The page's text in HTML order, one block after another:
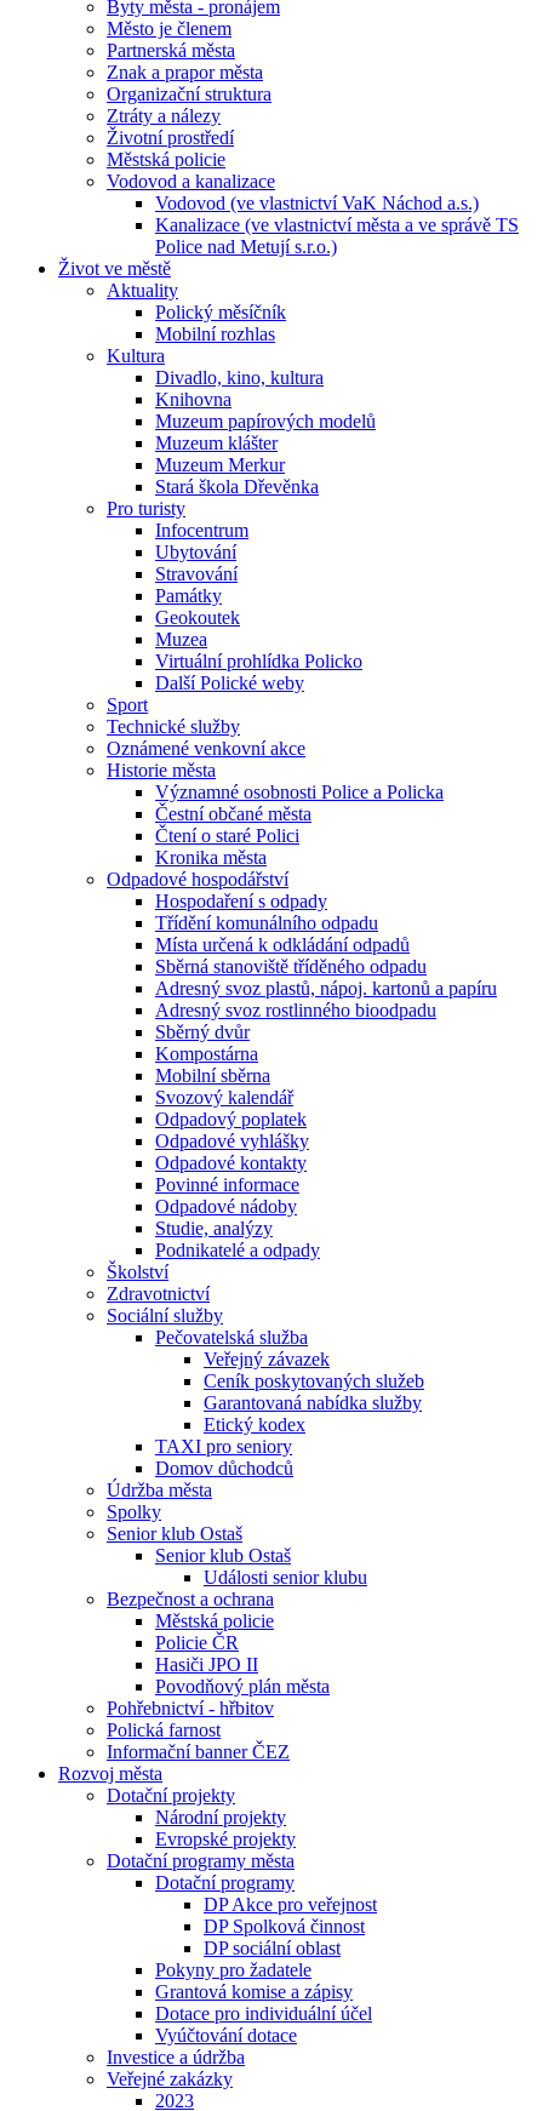
Byty města - pronájem
Město je členem
Partnerská města
Znak a prapor města
Organizační struktura
Ztráty a nálezy
Životní prostředí
Městská policie
Vodovod a kanalizace
Vodovod (ve vlastnictví VaK Náchod a.s.)
Kanalizace (ve vlastnictví města a ve správě TS
Police nad Metují s.r.o.)
Život ve městě
Aktuality
Polický měsíčník
Mobilní rozhlas
Kultura
Divadlo, kino, kultura
Knihovna
Muzeum papírových modelů
Muzeum klášter
Muzeum Merkur
Stará škola Dřevěnka
Pro turisty
Infocentrum
Ubytování
Stravování
Památky
Geokoutek
Muzea
Virtuální prohlídka Policko
Další Polické weby
Sport
Technické služby
Oznámené venkovní akce
Historie města
Významné osobnosti Police a Policka
Čestní občané města
Čtení o staré Polici
Kronika města
Odpadové hospodářství
Hospodaření s odpady
Třídění komunálního odpadu
Místa určená k odkládání odpadů
Sběrná stanoviště tříděného odpadu
Adresný svoz plastů, nápoj. kartonů a papíru
Adresný svoz rostlinného bioodpadu
Sběrný dvůr
Kompostárna
Mobilní sběrna
Svozový kalendář
Odpadový poplatek
Odpadové vyhlášky
Odpadové kontakty
Povinné informace
Odpadové nádoby
Studie, analýzy
Podnikatelé a odpady
Školství
Zdravotnictví
Sociální služby
Pečovatelská služba
Veřejný závazek
Ceník poskytovaných služeb
Garantovaná nabídka služby
Etický kodex
TAXI pro seniory
Domov důchodců
Údržba města
Spolky
Senior klub Ostaš
Senior klub Ostaš
Události senior klubu
Bezpečnost a ochrana
Městská policie
Policie ČR
Hasiči JPO II
Povodňový plán města
Pohřebnictví - hřbitov
Polická farnost
Informační banner ČEZ
Rozvoj města
Dotační projekty
Národní projekty
Evropské projekty
Dotační programy města
Dotační programy
DP Akce pro veřejnost
DP Spolková činnost
DP sociální oblast
Pokyny pro žadatele
Grantová komise a zápisy
Dotace pro individuální účel
Vyúčtování dotace
Investice a údržba
Veřejné zakázky
2023